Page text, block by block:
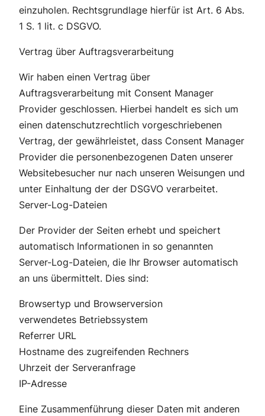
einzuholen. Rechtsgrundlage hierfür ist Art. 6 Abs.
1 S. 1 lit. c DSGVO.
Vertrag über Auftragsverarbeitung
Wir haben einen Vertrag über
Auftragsverarbeitung mit Consent Manager
Provider geschlossen. Hierbei handelt es sich um
einen datenschutzrechtlich vorgeschriebenen
Vertrag, der gewährleistet, dass Consent Manager
Provider die personenbezogenen Daten unserer
Websitebesucher nur nach unseren Weisungen und
unter Einhaltung der der DSGVO verarbeitet.
Server-Log-Dateien
Der Provider der Seiten erhebt und speichert
automatisch Informationen in so genannten
Server-Log-Dateien, die Ihr Browser automatisch
an uns übermittelt. Dies sind:
Browsertyp und Browserversion
verwendetes Betriebssystem
Referrer URL
Hostname des zugreifenden Rechners
Uhrzeit der Serveranfrage
IP-Adresse
Eine Zusammenführung dieser Daten mit anderen